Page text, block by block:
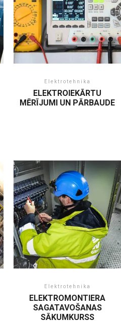
Elektrotehnika
ELEKTROIEKĀRTU
MĒRĪJUMI UN PĀRBAUDE
Elektrotehnika
ELEKTROMONTIERA
SAGATAVOŠANAS
SĀKUMKURSS